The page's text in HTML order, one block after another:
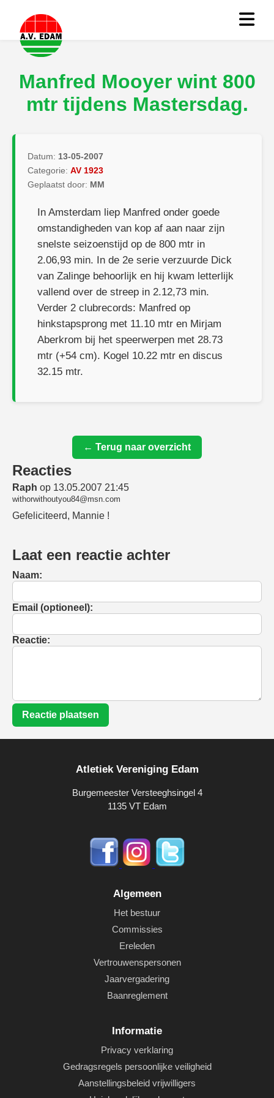
Manfred Mooyer wint 800
mtr tijdens Mastersdag.
Datum: 13-05-2007
Categorie: AV 1923
Geplaatst door: MM
In Amsterdam liep Manfred onder goede
omstandigheden van kop af aan naar zijn
snelste seizoenstijd op de 800 mtr in
2.06,93 min. In de 2e serie verzuurde Dick
van Zalinge behoorlijk en hij kwam letterlijk
vallend over de streep in 2.12,73 min.
Verder 2 clubrecords: Manfred op
hinkstapsprong met 11.10 mtr en Mirjam
Aberkrom bij het speerwerpen met 28.73
mtr (+54 cm). Kogel 10.22 mtr en discus
32.15 mtr.
← Terug naar overzicht
Reacties
Raph op 13.05.2007 21:45
withorwithoutyou84@msn.com
Gefeliciteerd, Mannie !
Laat een reactie achter
Naam:
Email (optioneel):
Reactie:
Reactie plaatsen
Atletiek Vereniging Edam
Burgemeester Versteeghsingel 4
1135 VT Edam
Algemeen
Het bestuur
Commissies
Ereleden
Vertrouwenspersonen
Jaarvergadering
Baanreglement
Informatie
Privacy verklaring
Gedragsregels persoonlijke veiligheid
Aanstellingsbeleid vrijwilligers